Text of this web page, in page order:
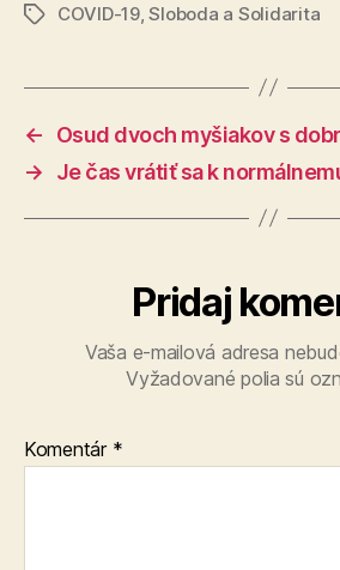
ZnačkyCOVID-19,Sloboda a Solidarita
←
Osud dvoch myšiakov s
→
Je čas vrátiť sa k
Pridaj
Vaša e-mailová adresa
Vyžadované polia sú
Komentár *